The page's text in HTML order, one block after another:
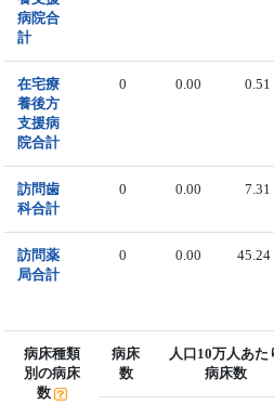
病院合
計
在宅療
養後方
支援病
院合計
0 0.00 0.51
訪問歯
科合計
0 0.00 7.31
訪問薬
局合計
0 0.00 45.24
病床種類
別の病床
数
病床
数
人口10万人あた
病床数